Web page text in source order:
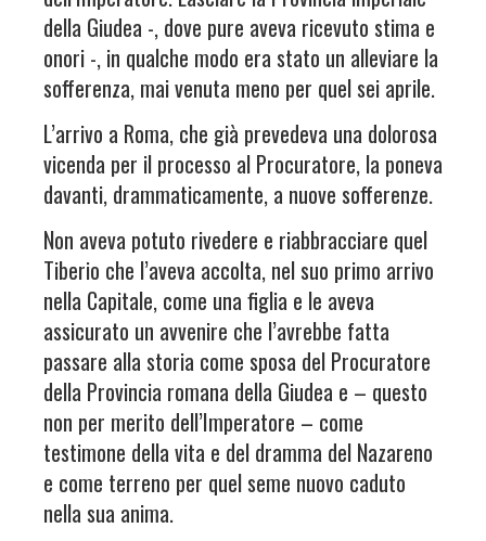
della Giudea -, dove pure aveva ricevuto stima e
onori -, in qualche modo era stato un alleviare la
sofferenza, mai venuta meno per quel sei aprile.
L’arrivo a Roma, che già prevedeva una dolorosa
vicenda per il processo al Procuratore, la poneva
davanti, drammaticamente, a nuove sofferenze.
Non aveva potuto rivedere e riabbracciare quel
Tiberio che l’aveva accolta, nel suo primo arrivo
nella Capitale, come una figlia e le aveva
assicurato un avvenire che l’avrebbe fatta
passare alla storia come sposa del Procuratore
della Provincia romana della Giudea e – questo
non per merito dell’Imperatore – come
testimone della vita e del dramma del Nazareno
e come terreno per quel seme nuovo caduto
nella sua anima.